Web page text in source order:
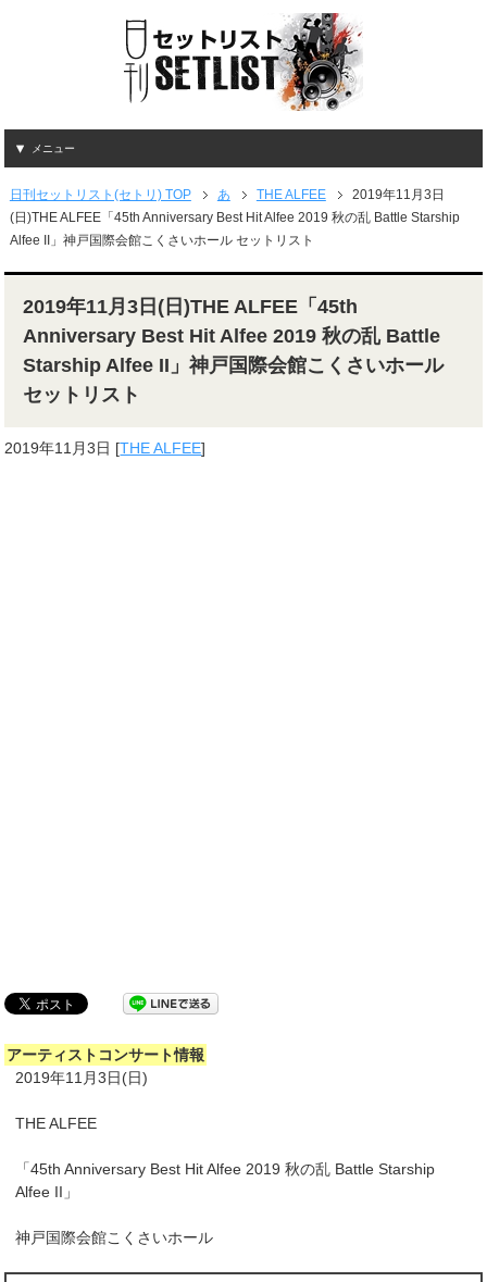
メニュー
日刊セットリスト(セトリ) TOP あ THE ALFEE
2019年11月3日
(日)THE ALFEE「45th Anniversary Best Hit Alfee 2019 秋の乱 Battle Starship
Alfee II」神戸国際会館こくさいホール セットリスト
2019年11月3日(日)THE ALFEE「45th
Anniversary Best Hit Alfee 2019 秋の乱 Battle
Starship Alfee II」神戸国際会館こくさいホール
セットリスト
2019年11月3日 [THE ALFEE]
アーティストコンサート情報
2019年11月3日(日)
THE ALFEE
「45th Anniversary Best Hit Alfee 2019 秋の乱 Battle Starship
Alfee II」
神戸国際会館こくさいホール